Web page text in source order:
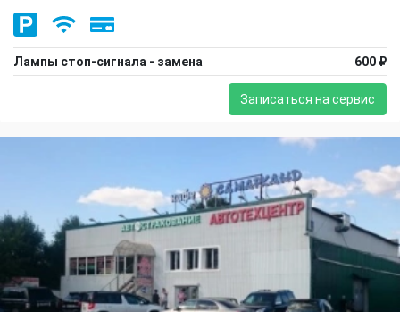
Лампы стоп-сигнала - замена 600 ₽
Записаться на сервис